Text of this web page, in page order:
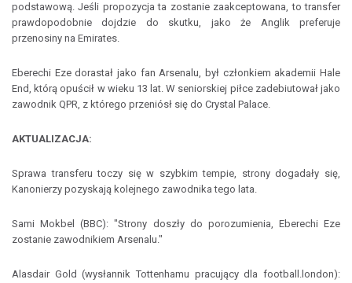
podstawową. Jeśli propozycja ta zostanie zaakceptowana, to transfer
prawdopodobnie dojdzie do skutku, jako że Anglik preferuje
przenosiny na Emirates.
Eberechi Eze dorastał jako fan Arsenalu, był członkiem akademii Hale
End, którą opuścił w wieku 13 lat. W seniorskiej piłce zadebiutował jako
zawodnik QPR, z którego przeniósł się do Crystal Palace.
AKTUALIZACJA:
Sprawa transferu toczy się w szybkim tempie, strony dogadały się,
Kanonierzy pozyskają kolejnego zawodnika tego lata.
Sami Mokbel (BBC): "Strony doszły do porozumienia, Eberechi Eze
zostanie zawodnikiem Arsenalu."
Alasdair Gold (wysłannik Tottenhamu pracujący dla football.london):